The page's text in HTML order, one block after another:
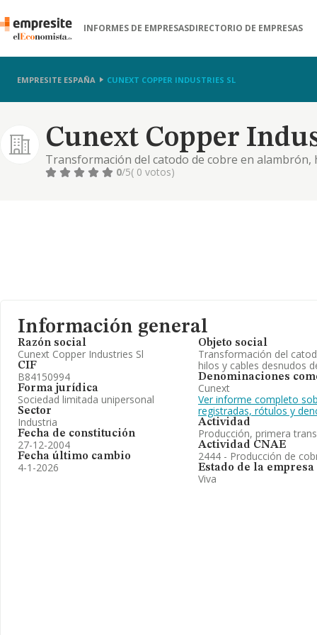
INFORMES DE EMPRESASDIRECTORIO DE EMPRESAS
EMPRESITE ESPAÑA CUNEXT COPPER INDUSTRIES SL
Cunext Copper
Transformación del catodo de cobre en alambrón,
0/5( 0 votos)
Información general
Razón social
Cunext Copper Industries Sl
CIF
B84150994
Forma jurídica
Sociedad limitada unipersonal
Sector
Industria
Fecha de constitución
27-12-2004
Fecha último cambio
4-1-2026
Objeto social
Transformación del
hilos y cables desnudos
Denominaciones
Cunext
Ver informe completo
registradas, rótulos y
Actividad
Producción, primera
Actividad CNAE
2444 - Producción de
Estado de la empresa
Viva